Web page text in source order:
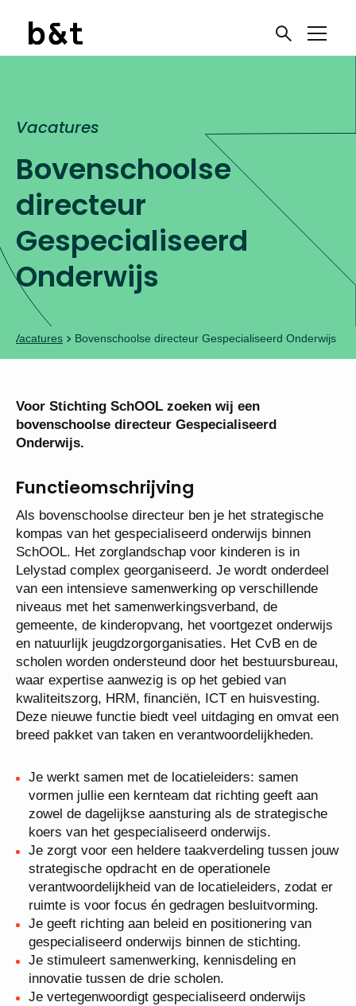
Bovenschoolse
directeur
Gespecialiseerd
Onderwijs
Vacatures
Vacatures Bovenschoolse directeur Gespecialiseerd Onderwijs
Voor Stichting SchOOL zoeken wij een
bovenschoolse directeur Gespecialiseerd
Onderwijs.
Functieomschrijving
Als bovenschoolse directeur ben je het strategische
kompas van het gespecialiseerd onderwijs binnen
SchOOL. Het zorglandschap voor kinderen is in
Lelystad complex georganiseerd. Je wordt
onderdeel van een intensieve samenwerking op
verschillende niveaus met het
samenwerkingsverband, de gemeente, de
kinderopvang, het voortgezet onderwijs en natuurlijk
jeugdzorgorganisaties. Het CvB en de scholen
worden ondersteund door het bestuursbureau, waar
expertise aanwezig is op het gebied van
kwaliteitszorg, HRM, financiën, ICT en huisvesting.
Deze nieuwe functie biedt veel uitdaging en omvat
verantwoordelijkheden.
Je werkt samen met de locatieleiders: samen
vormen jullie een kernteam dat richting geeft aan
zowel de dagelijkse aansturing als de strategische
koers van het gespecialiseerd onderwijs.
Je zorgt voor een heldere taakverdeling tussen
jouw strategische opdracht en de operationele
verantwoordelijkheid van de locatieleiders, zodat
er ruimte is voor focus én gedragen
besluitvorming.
Je geeft richting aan beleid en positionering van
gespecialiseerd onderwijs binnen de stichting.
Ben je toe aan een
nieuwe uitdaging?
Meld je aan voor onze
vacaturenieuwsbrief
Onderwijswerk!